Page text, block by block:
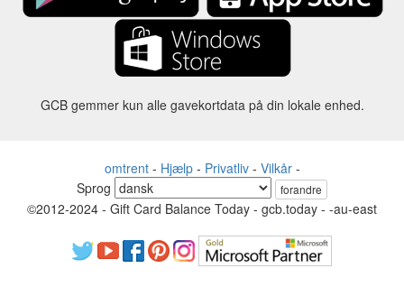
GCB gemmer kun alle gavekortdata på din lokale enhed.
omtrent- Hjælp- Privatliv- Vilkår-
Sprog
forandre
©2012-2024 - Gift Card Balance Today - gcb.today - -au-east